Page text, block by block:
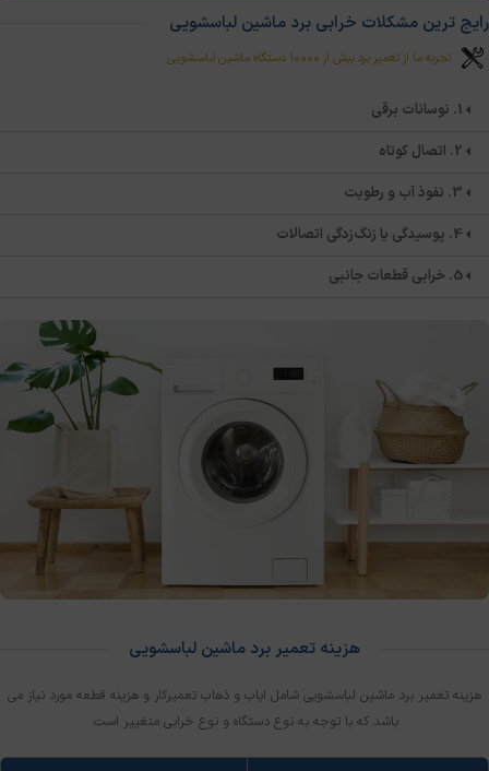
رایج ترین مشکلات خرابی برد ماشین لباسشویی
تجربه ما از تعمیر برد بیش از 10000 دستگاه ماشین لباسشویی
1. نوسانات برقی
2. اتصال کوتاه
3. نفوذ آب و رطوبت
4. پوسیدگی یا زنگ‌زدگی اتصالات
5. خرابی قطعات جانبی
هزینه تعمیر برد ماشین لباسشویی
هزینه تعمیر برد ماشین لباسشویی شامل ایاب و ذهاب تعمیرکار و هزینه قطعه مورد نیاز می
باشد که با توجه به نوع دستگاه و نوع خرابی متغییر است.